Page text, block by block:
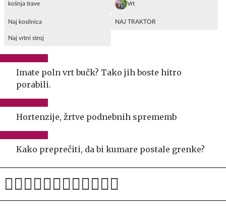
košnja trave Vrt
Naj kosilnica NAJ TRAKTOR
Naj vrtni stroj
Imate poln vrt bučk? Tako jih boste hitro
porabili.
Hortenzije, žrtve podnebnih sprememb
Kako preprečiti, da bi kumare postale grenke?